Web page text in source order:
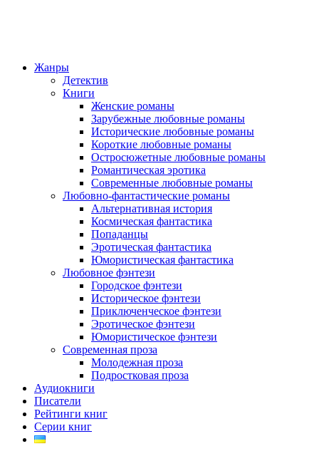
Жанры
Детектив
Книги
Женские романы
Зарубежные любовные романы
Исторические любовные романы
Короткие любовные романы
Остросюжетные любовные романы
Романтическая эротика
Современные любовные романы
Любовно-фантастические романы
Альтернативная история
Космическая фантастика
Попаданцы
Эротическая фантастика
Юмористическая фантастика
Любовное фэнтези
Городское фэнтези
Историческое фэнтези
Приключенческое фэнтези
Эротическое фэнтези
Юмористическое фэнтези
Современная проза
Молодежная проза
Подростковая проза
Аудиокниги
Писатели
Рейтинги книг
Серии книг